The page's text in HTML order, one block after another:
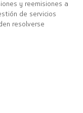
y reemisiones a
de servicios
resolverse